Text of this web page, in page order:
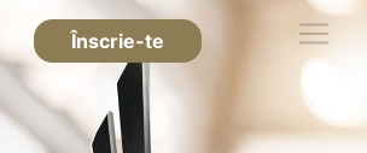
Înscrie-te